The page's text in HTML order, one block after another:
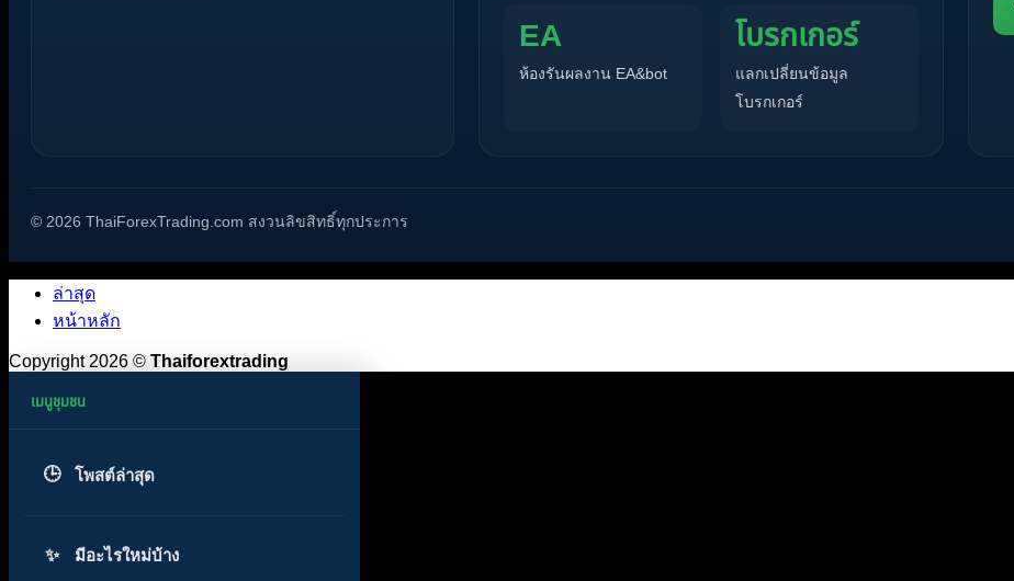
EA
ห้องรันผลงาน EA&bot
โบรกเกอร์
แลกเปลี่ยนข้อมูล
โบรกเกอร์
© 2026 ThaiForexTrading.com สงวนลิขสิทธิ์ทุกประการ
ล่าสุด
หน้าหลัก
Copyright 2026 © Thaiforextrading
โพสต์ล่าสุด
มีอะไรใหม่บ้าง